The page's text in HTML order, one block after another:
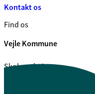
Kontakt os
Find os
Vejle Kommune
Skolegade 1